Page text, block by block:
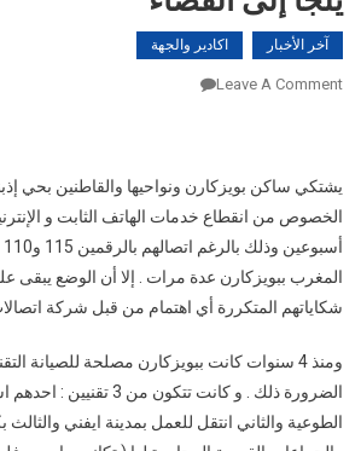
آخر الأخبار اكادير والجهة
Leave A Comment
كبير
من
طرف
منخرطي
“اتصالات
ببويزكارن
والبعض
يلجأ
إلى
يشتكي ساكن بويزكارن ونواحيها والقاطنين بحي
الخصوص من انقطاع خدمات الهاتف الثابت و
المغرب ببويزكارن عدة مرات . إلا أن الوضع يبقى
شكاياتهم المتكررة أي اهتمام من قبل شركة
ومنذ 4 سنوات كانت ببويزكارن مصلحة للصيانة
الضرورة ذلك . و كانت تتكون من
الطوعية والثاني انتقل للعمل بمدينة ايفني والثالث